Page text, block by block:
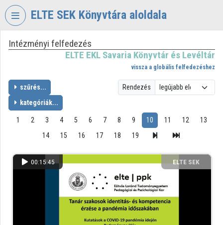
Fejléc kihagyása
ELTE SEK Könyvtára aloldala
VIDEOTORIUM
EKL
SAVARIA
KÖNYVTÁR
ÉS
Bejelentkezés
Intézményi felfedezés
Intézményi felfedezés
ELTE EKL Savaria Könyvtár és Levéltár
vissza a globális felfedezéshez
szűrés...
kategóriák...
Rendezés
1 2 3 4 5 6 7 8 9 10 11 12
13
14
15 16 17 18 19
00:15:45
ELTE SEK